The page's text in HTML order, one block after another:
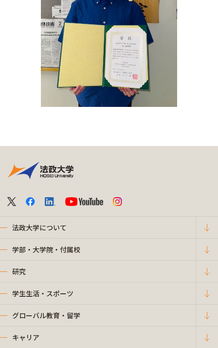
法政大学について
学部・大学院・付属校
研究
学生生活・スポーツ
グローバル教育・留学
キャリア